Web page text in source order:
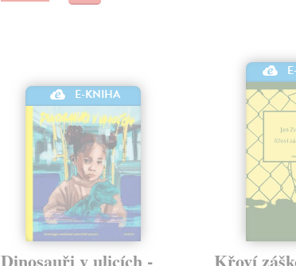
E-KNIHA
Dinosauři v ulicích - Křoví